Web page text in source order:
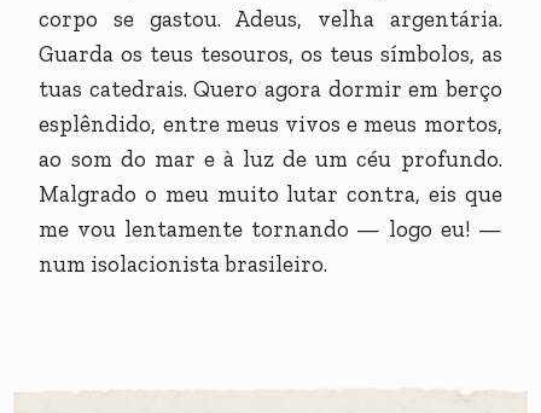
corpo se gastou. Adeus, velha argentária.
Guarda os teus tesouros, os teus símbolos, as
tuas catedrais. Quero agora dormir em berço
esplêndido, entre meus vivos e meus mortos,
ao som do mar e à luz de um céu profundo.
Malgrado o meu muito lutar contra, eis que
me vou lentamente tornando — logo eu! —
num isolacionista brasileiro.